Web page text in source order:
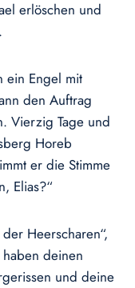
erlöschen und
ein Engel mit
den Auftrag
Vierzig Tage und
Horeb
er die Stimme
Elias?“
Heerscharen“,
deinen
und deine